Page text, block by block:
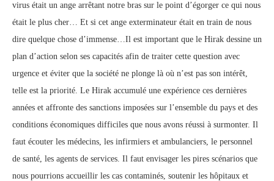
virus était un ange arrêtant notre bras sur le point d’égorger ce qui nous
était le plus cher… Et si cet ange exterminateur était en train de nous
dire quelque chose d’immense…Il est important que le Hirak dessine un
plan d’action selon ses capacités afin de traiter cette question avec
urgence et éviter que la société ne plonge là où n’est pas son intérêt,
telle est la priorité. Le Hirak accumulé une expérience ces dernières
années et affronte des sanctions imposées sur l’ensemble du pays et des
conditions économiques difficiles que nous avons réussi à surmonter. Il
faut écouter les médecins, les infirmiers et ambulanciers, le personnel
de santé, les agents de services. Il faut envisager les pires scénarios que
nous pourrions accueillir les cas contaminés, soutenir les hôpitaux et